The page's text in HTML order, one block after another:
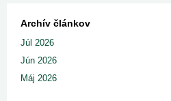
Archív článkov
Júl 2026
Jún 2026
Máj 2026